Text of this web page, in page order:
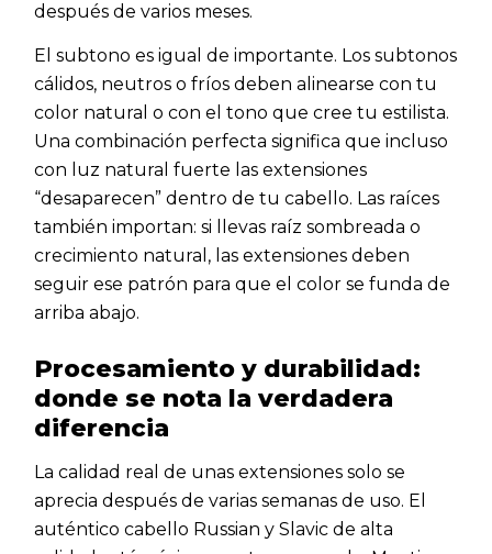
después de varios meses.
El subtono es igual de importante. Los subtonos
cálidos, neutros o fríos deben alinearse con tu
color natural o con el tono que cree tu estilista.
Una combinación perfecta significa que incluso
con luz natural fuerte las extensiones
“desaparecen” dentro de tu cabello. Las raíces
también importan: si llevas raíz sombreada o
crecimiento natural, las extensiones deben
seguir ese patrón para que el color se funda de
arriba abajo.
Procesamiento y durabilidad:
donde se nota la verdadera
diferencia
La calidad real de unas extensiones solo se
aprecia después de varias semanas de uso. El
auténtico cabello Russian y Slavic de alta